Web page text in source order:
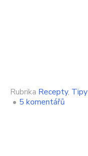
Rubrika Recepty, Tipy
• 5 komentářů